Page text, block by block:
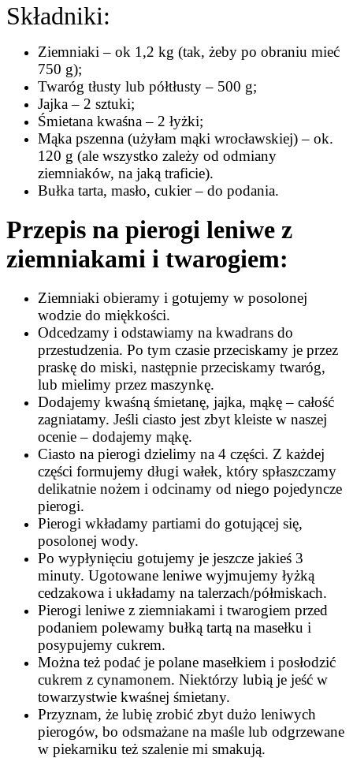
Składniki:
Ziemniaki – ok 1,2 kg (tak, żeby po obraniu mieć
750 g);
Twaróg tłusty lub półtłusty – 500 g;
Jajka – 2 sztuki;
Śmietana kwaśna – 2 łyżki;
Mąka pszenna (użyłam mąki wrocławskiej) – ok.
120 g (ale wszystko zależy od odmiany
ziemniaków, na jaką traficie).
Bułka tarta, masło, cukier – do podania.
Przepis na pierogi leniwe z
ziemniakami i twarogiem:
Ziemniaki obieramy i gotujemy w posolonej
wodzie do miękkości.
Odcedzamy i odstawiamy na kwadrans do
przestudzenia. Po tym czasie przeciskamy je przez
praskę do miski, następnie przeciskamy twaróg,
lub mielimy przez maszynkę.
Dodajemy kwaśną śmietanę, jajka, mąkę – całość
zagniatamy. Jeśli ciasto jest zbyt kleiste w naszej
ocenie – dodajemy mąkę.
Ciasto na pierogi dzielimy na 4 części. Z każdej
części formujemy długi wałek, który spłaszczamy
delikatnie nożem i odcinamy od niego pojedyncze
pierogi.
Pierogi wkładamy partiami do gotującej się,
posolonej wody.
Po wypłynięciu gotujemy je jeszcze jakieś 3
minuty. Ugotowane leniwe wyjmujemy łyżką
cedzakowa i układamy na talerzach/półmiskach.
Pierogi leniwe z ziemniakami i twarogiem przed
podaniem polewamy bułką tartą na masełku i
posypujemy cukrem.
Można też podać je polane masełkiem i posłodzić
cukrem z cynamonem. Niektórzy lubią je jeść w
towarzystwie kwaśnej śmietany.
Przyznam, że lubię zrobić zbyt dużo leniwych
pierogów, bo odsmażane na maśle lub odgrzewane
w piekarniku też szalenie mi smakują.